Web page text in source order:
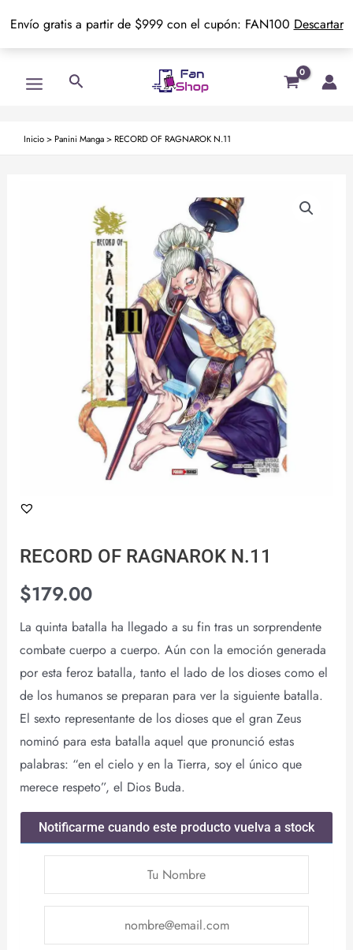
Envío gratis a partir de $999 con el cupón: FAN100 Descartar
Menu
Buscar
Inicio> Panini Manga> RECORD OF RAGNAROK N.11
RECORD OF RAGNAROK N.11
$179.00
La quinta batalla ha llegado a su fin tras un sorprendente
combate cuerpo a cuerpo. Aún con la emoción generada
por esta feroz batalla, tanto el lado de los dioses como el
de los humanos se preparan para ver la siguiente batalla.
El sexto representante de los dioses que el gran Zeus
nominó para esta batalla aquel que pronunció estas
palabras: “en el cielo y en la Tierra, soy el único que
merece respeto”, el Dios Buda.
Notificarme cuando este producto vuelva a stock